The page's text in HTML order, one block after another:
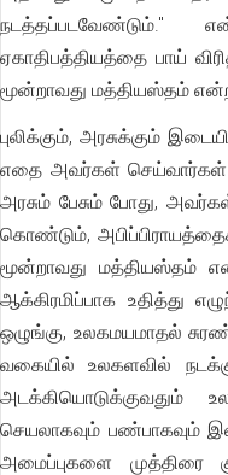
நடத்தப்படவேண்டும்."
ஏகாதிபத்தியத்தை பாய்
மூன்றாவது மத்தியஸ்தம்
புலிக்கும், அரசுக்கும்
எதை அவர்கள் செய்வார்கள்?
அரசும் பேசும் போது,
கொண்டும்,
மூன்றாவது மத்தியஸ்தம்
ஆக்கிரமிப்பாக உதித்து
ஒழுங்கு, உலகமயமாதல்
வகையில் உலகளவில்
அடக்கியொடுக்குவதும்
செயலாகவும் பண்பாகவும்
அமைப்புகளை முத்திரை